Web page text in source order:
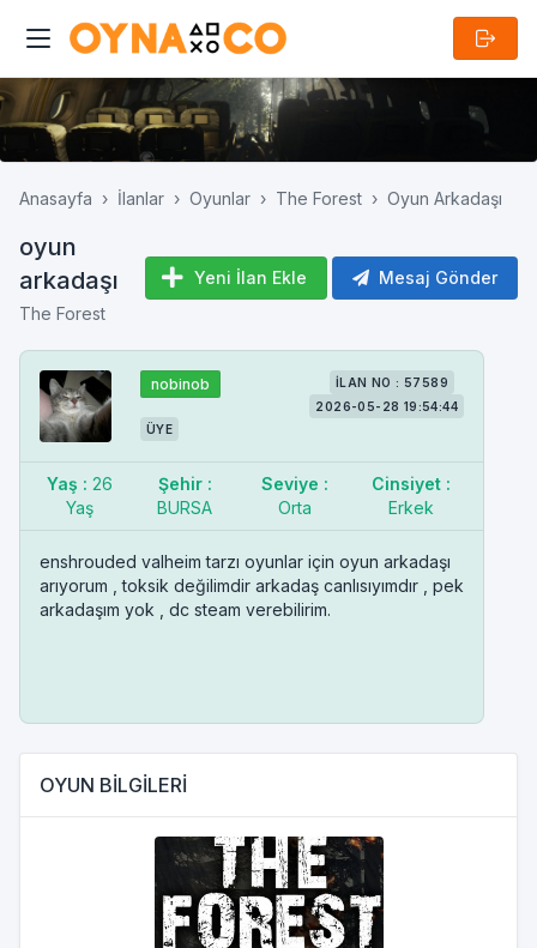
Anasayfa İlanlar Oyunlar The Forest Oyun Arkadaşı
oyun
arkadaşı
The Forest
Yeni İlan Ekle Mesaj Gönder
nobinob
ÜYE
İLAN NO : 57589
2026-05-28 19:54:44
Yaş : 26
Yaş
Şehir :
BURSA
Seviye :
Orta
Cinsiyet :
Erkek
enshrouded valheim tarzı oyunlar için oyun arkadaşı
arıyorum , toksik değilimdir arkadaş canlısıyımdır , pek
arkadaşım yok , dc steam verebilirim.
OYUN BİLGİLERİ